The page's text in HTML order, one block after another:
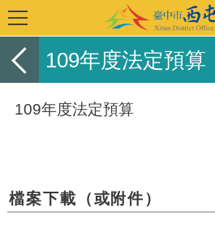
109年度法定預算
109年度法定預算
檔案下載（或附件）